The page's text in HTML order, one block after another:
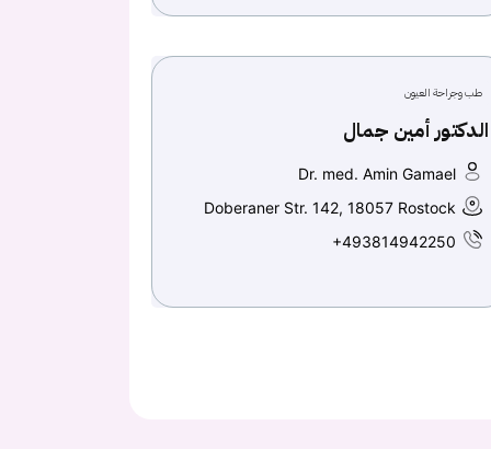
طب وجراحة العيون
الدكتور أمين جمال
Dr. med. Amin Gamael
Doberaner Str. 142, 18057 Rostock
+493814942250